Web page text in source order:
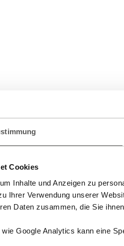
Cookies
Inhalte und Anzeigen zu
Ihrer Verwendung unserer
Daten zusammen, die Sie
Google Analytics kann eine